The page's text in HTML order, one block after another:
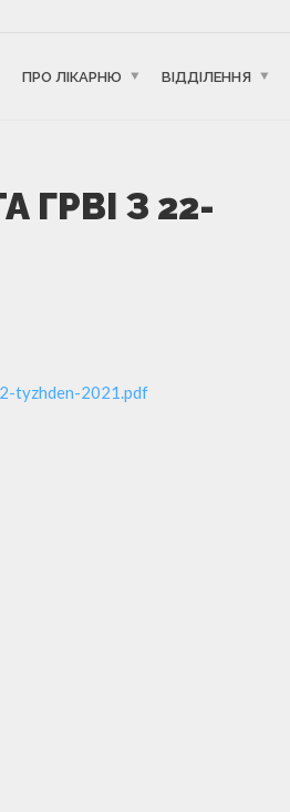
ПРО ЛІКАРНЮ ВІДДІЛЕННЯ
ГРВІ З 22-
tyzhden-2021.pdf